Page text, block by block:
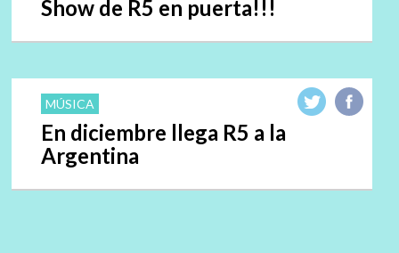
Show de R5 en puerta!!!
MÚSICA
En diciembre llega R5 a la
Argentina